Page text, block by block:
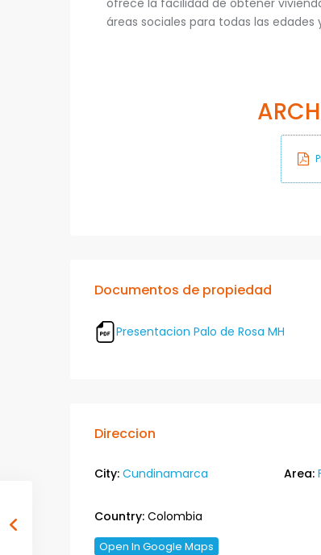
ofrece la facilidad de obtener
áreas sociales para todas las edades
Documentos de propiedad
Presentacion Palo de Rosa MH
Direccion
City: Cundinamarca Area:
Country: Colombia
Open In Google Maps